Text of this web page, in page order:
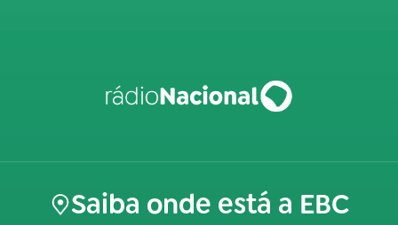
Saiba onde está a EBC